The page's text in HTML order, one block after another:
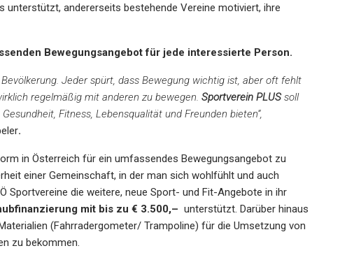
unterstützt, andererseits bestehende Vereine motiviert, ihre
Bewegungsangebot für jede interessierte Person.
Jeder spürt, dass Bewegung wichtig ist, aber oft fehlt
regelmäßig mit anderen zu bewegen. Sportverein PLUSsoll
Fitness, Lebensqualität und Freunden bieten“,
.
in Österreich für ein umfassendes Bewegungsangebot zu
einer Gemeinschaft, in der man sich wohlfühlt und auch
Sportvereine die weitere, neue Sport- und Fit-Angebote in ihr
mit bis zu € 3.500,– unterstützt. Darüber hinaus
(Fahrradergometer/ Trampoline) für die Umsetzung von
zu bekommen.